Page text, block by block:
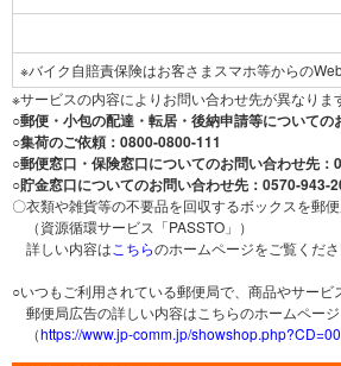
※バイク自賠責保険はお客さまスマホ等からの
※サービスの内容によりお問い合わせ先が異なりま
○郵便・小包の配達・転居・後納申請等について
○集荷のご依頼：0800-0800-111
○郵便窓口・保険窓口についてのお問い合わせ先
○貯金窓口についてのお問い合わせ先：0570-943-
〇衣類や雑貨等の不要品を回収するボックスを郵便
（資源循環サービス「PASSTO」）
詳しい内容は こちらのホームページをご覧くださ
○いつもご利用されている郵便局で、商品やサービ
郵便局広告の詳しい内容はこちらのホームページ
（https://www.jp-comm.jp/